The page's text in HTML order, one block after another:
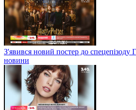
З'явився новий постер до спецепізоду
новини